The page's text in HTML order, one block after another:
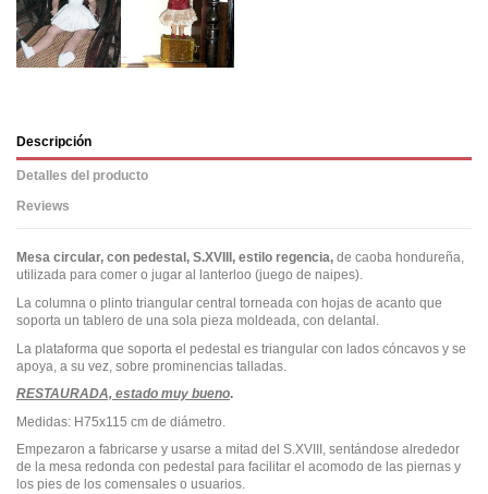
Descripción
Detalles del producto
Reviews
Mesa circular, con pedestal, S.XVIII, estilo regencia, de caoba hondureña,
utilizada para comer o jugar al lanterloo (juego de naipes).
La columna o plinto triangular central torneada con hojas de acanto que
soporta un tablero de una sola pieza moldeada, con delantal.
La plataforma que soporta el pedestal es triangular con lados cóncavos y se
apoya, a su vez, sobre prominencias talladas.
RESTAURADA, estado muy bueno.
Medidas: H75x115 cm de diámetro.
Empezaron a fabricarse y usarse a mitad del S.XVIII, sentándose alrededor
de la mesa redonda con pedestal para facilitar el acomodo de las piernas y
los pies de los comensales o usuarios.